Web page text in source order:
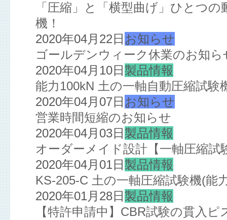
「圧縮」と「横型曲げ」ひとつ
機！
2020年04月22日 お知らせ
ゴールデンウィーク休業のお知ら
2020年04月10日 製品情報
能力100kN 土の一軸自動圧縮試験
2020年04月07日 お知らせ
営業時間短縮のお知らせ
2020年04月03日 製品情報
オーダーメイド設計【一軸圧縮試
2020年04月01日 製品情報
KS-205-C 土の一軸圧縮試験機(能
2020年01月28日 製品情報
【特許申請中】CBR試験の貫入ピ